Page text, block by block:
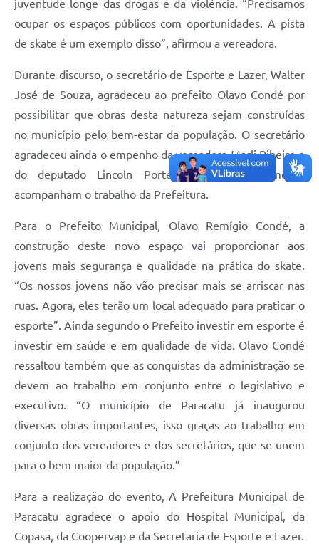
juventude longe das drogas e da violência. “Precisamos
ocupar os espaços públicos com oportunidades. A pista
de skate é um exemplo disso”, afirmou a vereadora.
Durante discurso, o secretário de Esporte e Lazer, Walter
José de Souza, agradeceu ao prefeito Olavo Condé por
possibilitar que obras desta natureza sejam construídas
no município pelo bem-estar da população. O secretário
agradeceu ainda o empenho da vereadora Marli Ribeiro e
do deputado Lincoln Portela que constantemente
acompanham o trabalho da Prefeitura.
Para o Prefeito Municipal, Olavo Remígio Condé, a
construção deste novo espaço vai proporcionar aos
jovens mais segurança e qualidade na prática do skate.
“Os nossos jovens não vão precisar mais se arriscar nas
ruas. Agora, eles terão um local adequado para praticar o
esporte”. Ainda segundo o Prefeito investir em esporte é
investir em saúde e em qualidade de vida. Olavo Condé
ressaltou também que as conquistas da administração se
devem ao trabalho em conjunto entre o legislativo e
executivo. “O município de Paracatu já inaugurou
diversas obras importantes, isso graças ao trabalho em
conjunto dos vereadores e dos secretários, que se unem
para o bem maior da população.”
Para a realização do evento, A Prefeitura Municipal de
Paracatu agradece o apoio do Hospital Municipal, da
Copasa, da Coopervap e da Secretaria de Esporte e Lazer.